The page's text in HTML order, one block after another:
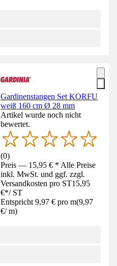
Gardinenstangen Set KORFU
weiß 160 cm Ø 28 mm
Artikel wurde noch nicht
bewertet.
(0)
Preis — 15,95 € * Alle Preise
inkl. MwSt. und ggf. zzgl.
Versandkosten pro ST15,95
€*/ ST
Entspricht 9,97 € pro m(9,97
€/ m)